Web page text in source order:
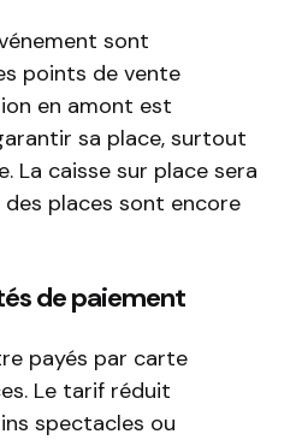
sont
points de vente
en amont est
sa place, surtout
La caisse sur place sera
places sont encore
de paiement
payés par carte
Le tarif réduit
spectacles ou